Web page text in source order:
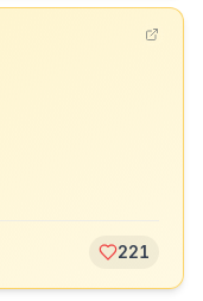
221